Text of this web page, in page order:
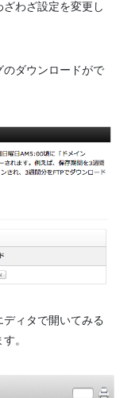
わざ設定を変更し
ダウンロードがで
ィタで開いてみる
。